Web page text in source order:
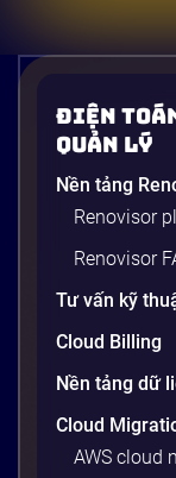
Điện
Quản Lý
Nền tảng
Renovisor
Renovisor
Tư vấn kỹ
Cloud Billing
Nền tảng dữ
Cloud
AWS cloud